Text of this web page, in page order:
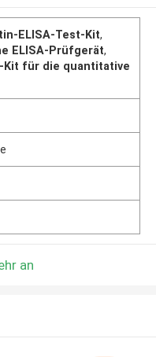
ELISA-Test-Kit,
ELISA-Prüfgerät,
Kit für die quantitative
an